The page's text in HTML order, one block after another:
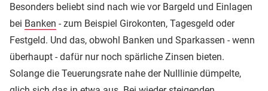
Besonders beliebt sind nach wie vor Bargeld und Einlagen
bei Banken - zum Beispiel Girokonten, Tagesgeld oder
Festgeld. Und das, obwohl Banken und Sparkassen - wenn
überhaupt - dafür nur noch spärliche Zinsen bieten.
Solange die Teuerungsrate nahe der Nulllinie dümpelte,